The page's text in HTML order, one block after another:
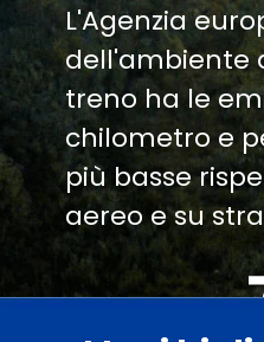
L'Agenzia
dell'ambiente
treno ha le
chilometro e
più basse
aereo e su